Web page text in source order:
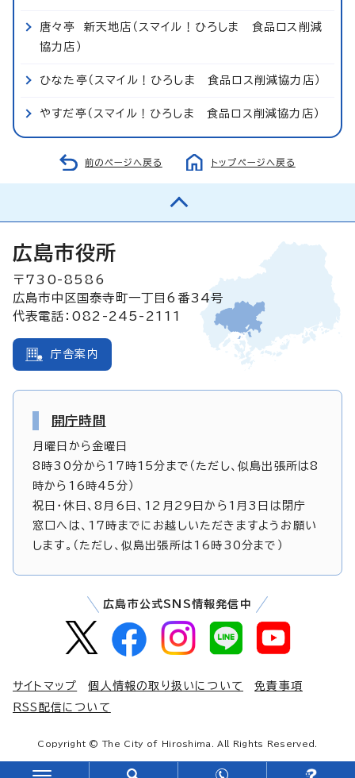
唐々亭 新天地店（スマイル！ひろしま 食品ロス削減
協力店）
ひなた亭（スマイル！ひろしま 食品ロス削減協力店）
やすだ亭（スマイル！ひろしま 食品ロス削減協力店）
前のページへ戻る トップページへ戻る
広島市役所
〒730-8586
広島市中区国泰寺町一丁目6番34号
代表電話：082-245-2111
庁舎案内
開庁時間
月曜日から金曜日
8時30分から17時15分まで（ただし、似島出張所は8
時から16時45分）
祝日・休日、8月6日、12月29日から1月3日は閉庁
窓口へは、17時までにお越しいただきますようお願い
します。（ただし、似島出張所は16時30分まで）
広島市公式SNS情報発信中
サイトマップ 個人情報の取り扱いについて
免責事項
RSS配信について
Copyright © The City of Hiroshima. All Rights Reserved.